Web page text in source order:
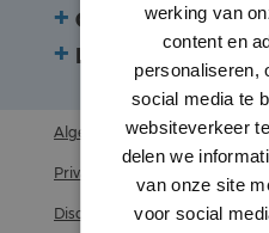
Contact
Beoordelingen
Algemene voorwaarden
Privacy statement
Disclaimer
werking van
content en
personaliseren,
social media te
websiteverkeer
delen we
van onze site
voor social